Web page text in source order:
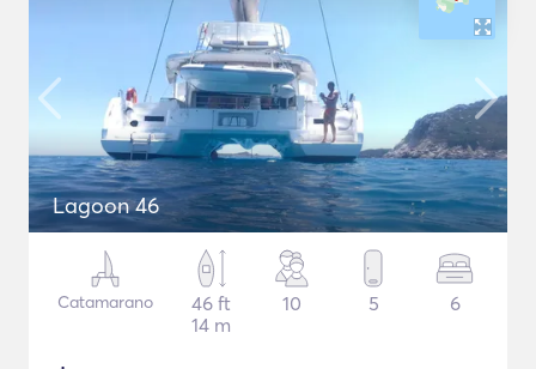
Lagoon 46
Catamarano
46 ft
14 m
10 5 6